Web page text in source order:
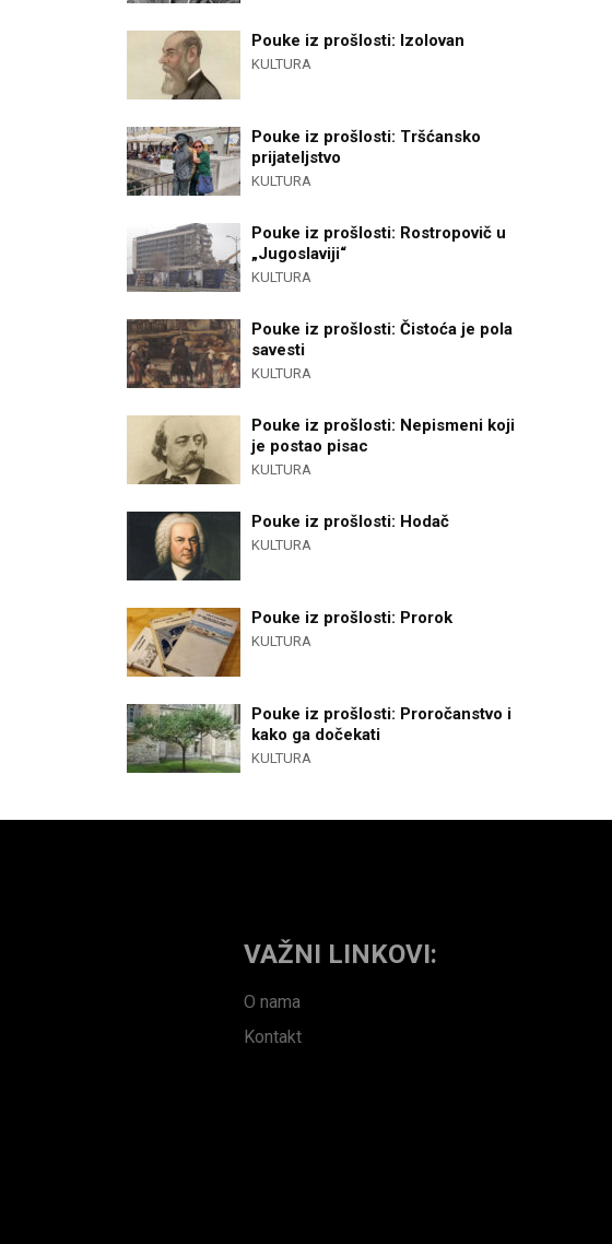
Pouke iz prošlosti: Izolovan
KULTURA
Pouke iz prošlosti: Tršćansko
prijateljstvo
KULTURA
Pouke iz prošlosti: Rostropovič u
„Jugoslaviji“
KULTURA
Pouke iz prošlosti: Čistoća je pola
savesti
KULTURA
Pouke iz prošlosti: Nepismeni koji
je postao pisac
KULTURA
Pouke iz prošlosti: Hodač
KULTURA
Pouke iz prošlosti: Prorok
KULTURA
Pouke iz prošlosti: Proročanstvo i
kako ga dočekati
KULTURA
VAŽNI LINKOVI:
O nama
Kontakt